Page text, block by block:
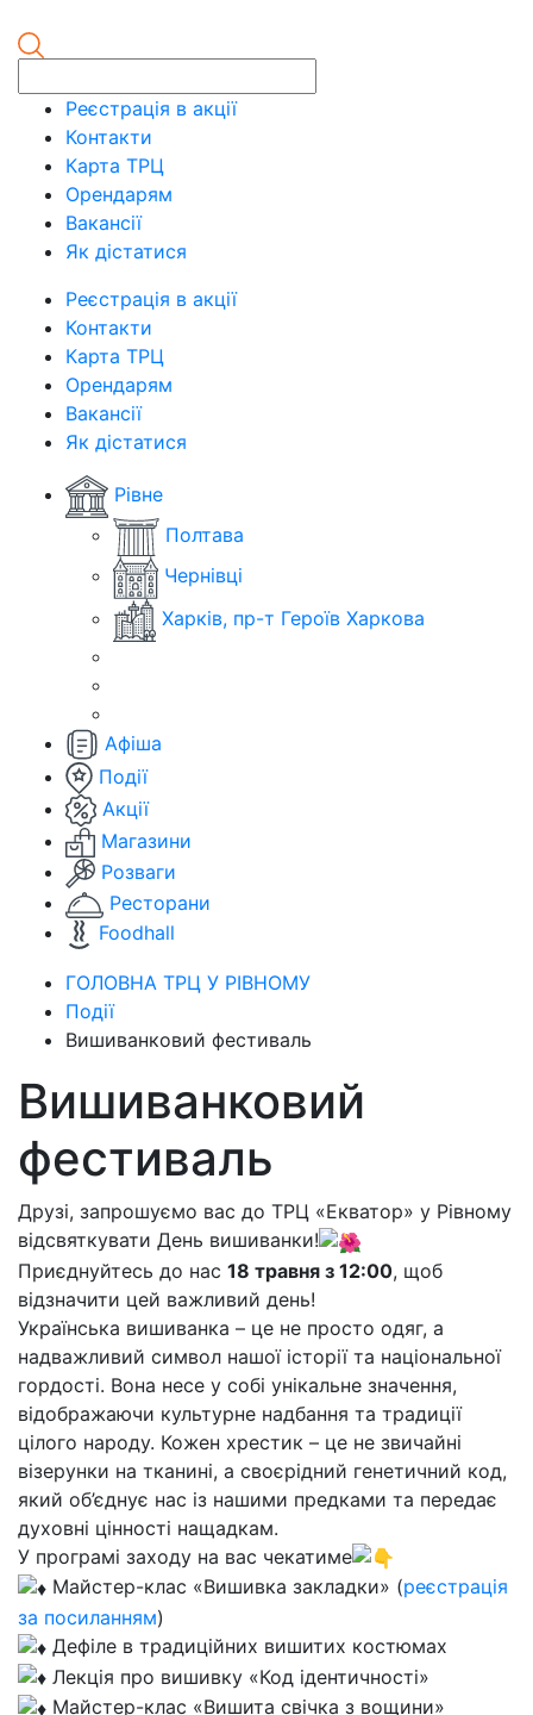
Реєстрація в акції
Контакти
Карта ТРЦ
Орендарям
Вакансії
Як дістатися
Реєстрація в акції
Контакти
Карта ТРЦ
Орендарям
Вакансії
Як дістатися
Рівне
Полтава
Чернівці
Харків, пр-т Героїв Харкова
Афіша
Події
Акції
Магазини
Розваги
Ресторани
Foodhall
ГОЛОВНА ТРЦ У РІВНОМУ
Події
Вишиванковий фестиваль
Вишиванковий
фестиваль
Друзі, запрошуємо вас до ТРЦ «Екватор» у Рівному
відсвяткувати День вишиванки!
Приєднуйтесь до нас 18 травня з 12:00, щоб
відзначити цей важливий день!
Українська вишиванка – це не просто одяг, а
надважливий символ нашої історії та національної
гордості. Вона несе у собі унікальне значення,
відображаючи культурне надбання та традиції
цілого народу. Кожен хрестик – це не звичайні
візерунки на тканині, а своєрідний генетичний код,
який об’єднує нас із нашими предками та передає
духовні цінності нащадкам.
У програмі заходу на вас чекатиме
Майстер-клас «Вишивка закладки» (реєстрація
за посиланням)
Дефіле в традиційних вишитих костюмах
Лекція про вишивку «Код ідентичності»
Майстер-клас «Вишита свічка з вощини»